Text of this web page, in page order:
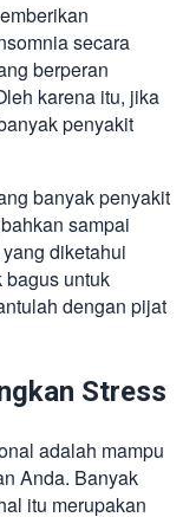
secara
berperan
karena itu, jika
penyakit
banyak penyakit
sampai
diketahui
bagus untuk
dengan pijat
Stress
adalah mampu
Anda. Banyak
itu merupakan